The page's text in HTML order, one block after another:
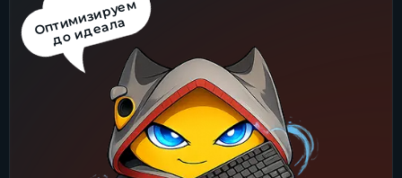
Оптимизируем